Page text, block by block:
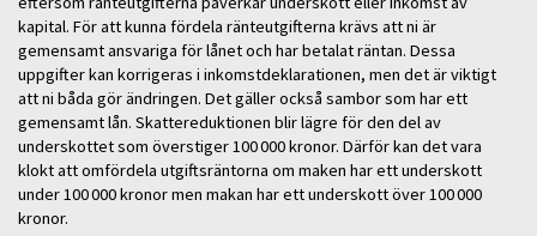
kapital. För att kunna fördela ränteutgifterna krävs att ni är
gemensamt ansvariga för lånet och har betalat räntan. Dessa
uppgifter kan korrigeras i inkomstdeklarationen, men det är viktigt
att ni båda gör ändringen. Det gäller också sambor som har ett
gemensamt lån. Skattereduktionen blir lägre för den del av
underskottet som överstiger 100 000 kronor. Därför kan det vara
klokt att omfördela utgiftsräntorna om maken har ett underskott
under 100 000 kronor men makan har ett underskott över 100 000
kronor.